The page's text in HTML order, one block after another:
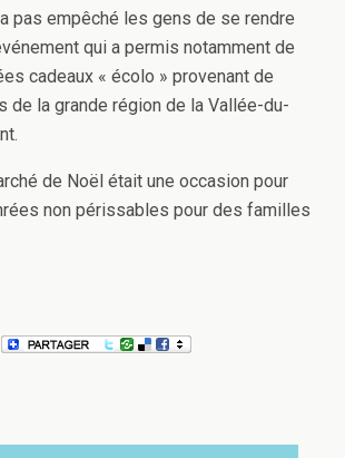
pas empêché les gens de se rendre
qui a permis notamment de
cadeaux « écolo » provenant de
de la grande région de la Vallée-du-
de Noël était une occasion pour
non périssables pour des familles